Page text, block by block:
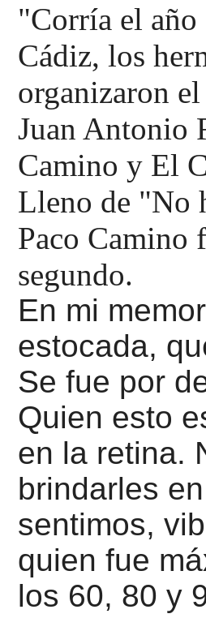
"Corría el año
Cádiz, los
organizaron
Juan Antonio
Camino y El
Lleno de "No
Paco Camino
segundo.
En mi
estocada,
Se fue por
Quien esto
en la retina.
brindarles
sentimos,
quien fue
los 60, 80 y